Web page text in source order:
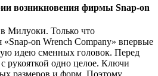
возникновения фирмы Snap-on
Милуоки. Только что
«Snap-on Wrench Company» впервые
идею сменных головок. Перед
рукояткой одно целое. Ключи